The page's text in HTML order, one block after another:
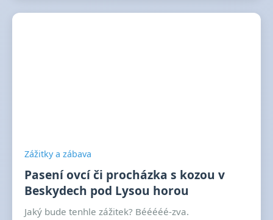
Zážitky a zábava
Pasení ovcí či procházka s kozou v
Beskydech pod Lysou horou
Jaký bude tenhle zážitek? Bééééé-zva.